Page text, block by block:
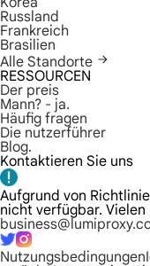
Russland
Frankreich
Brasilien
Alle Standorte
RESSOURCEN
Der preis
Mann? - ja.
Häufig fragen
Die nutzerführer
Blog.
Kontaktieren Sie uns
Aufgrund von
nicht verfügbar.
Nutzungsbedingungen